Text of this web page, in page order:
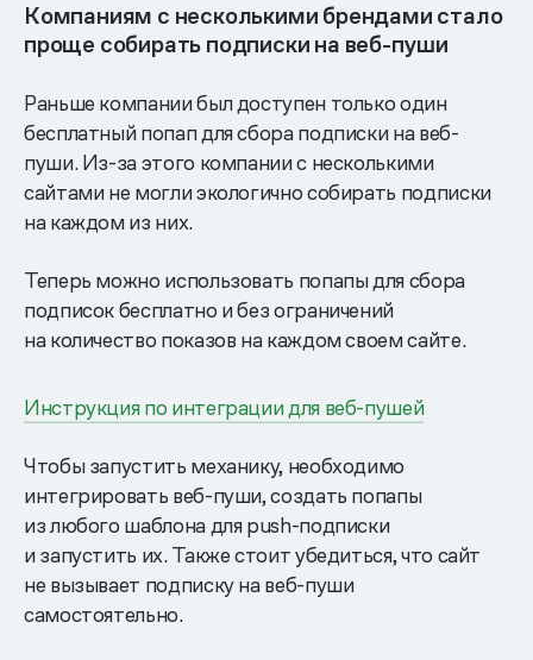
Компаниям с несколькими брендами стало
проще собирать подписки на веб-пуши
Раньше компании был доступен только один
бесплатный попап для сбора подписки на веб-
пуши. Из-за этого компании с несколькими
сайтами не могли экологично собирать подписки
на каждом из них.
Теперь можно использовать попапы для сбора
подписок бесплатно и без ограничений
на количество показов на каждом своем сайте.
Инструкция по интеграции для веб-пушей
Чтобы запустить механику, необходимо
интегрировать веб-пуши, создать попапы
из любого шаблона для push-подписки
и запустить их. Также стоит убедиться, что сайт
не вызывает подписку на веб-пуши
самостоятельно.